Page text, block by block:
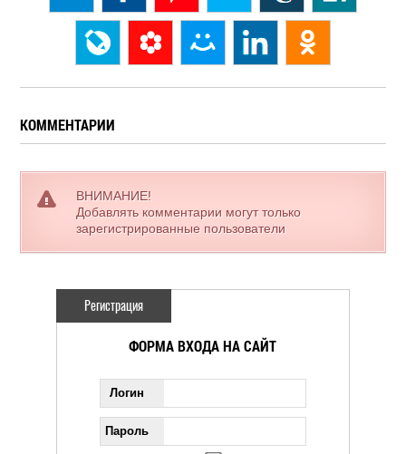
КОММЕНТАРИИ
ВНИМАНИЕ!
Добавлять комментарии могут только
зарегистрированные пользователи
Регистрация
ФОРМА ВХОДА НА САЙТ
Логин
Пароль